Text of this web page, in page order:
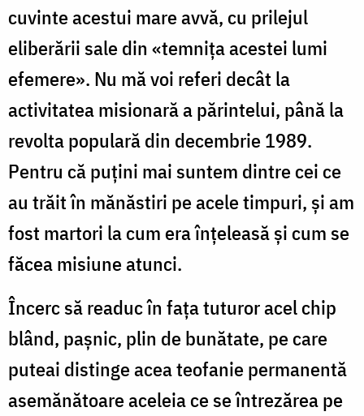
cuvinte acestui mare avvă, cu prilejul
eliberării sale din «temniţa acestei lumi
efemere». Nu mă voi referi decât la
activitatea misionară a părintelui, până la
revolta populară din decembrie 1989.
Pentru că puţini mai suntem dintre cei ce
au trăit în mănăstiri pe acele timpuri, şi am
fost martori la cum era înțeleasă și cum se
făcea misiune atunci.
Încerc să readuc în fața tuturor acel chip
blând, paşnic, plin de bunătate, pe care
puteai distinge acea teofanie permanentă
asemănătoare aceleia ce se întrezărea pe